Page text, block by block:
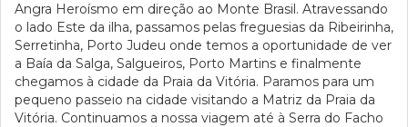
Angra Heroísmo em direção ao Monte Brasil. Atravessando
o lado Este da ilha, passamos pelas freguesias da Ribeirinha,
Serretinha, Porto Judeu onde temos a oportunidade de ver
a Baía da Salga, Salgueiros, Porto Martins e finalmente
chegamos à cidade da Praia da Vitória. Paramos para um
pequeno passeio na cidade visitando a Matriz da Praia da
Vitória. Continuamos a nossa viagem até à Serra do Facho